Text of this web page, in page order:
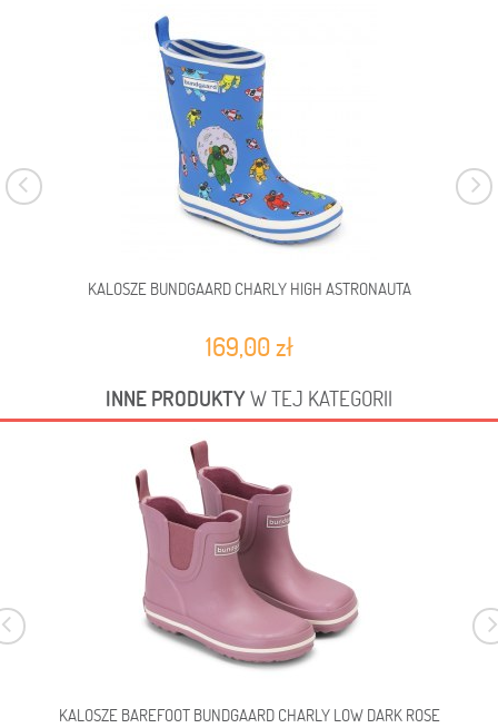
KALOSZE BUNDGAARD CHARLY HIGH ASTRONAUTA
169,00 zł
INNE PRODUKTYW TEJ KATEGORII
KALOSZE BAREFOOT BUNDGAARD CHARLY LOW DARK ROSE